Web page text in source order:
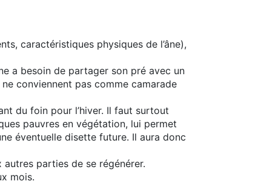
caractéristiques physiques de l’âne),
a besoin de partager son pré avec un
conviennent pas comme camarade
du foin pour l’hiver. Il faut surtout
pauvres en végétation, lui permet
éventuelle disette future. Il aura donc
parties de se régénérer.
mois.